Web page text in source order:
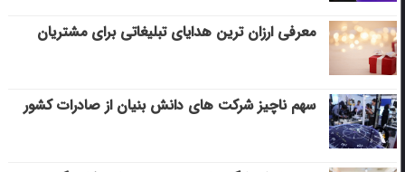
معرفی ارزان ترین هدایای تبلیغاتی برای مشتریان
سهم ناچیز شرکت های دانش بنیان از صادرات کشور